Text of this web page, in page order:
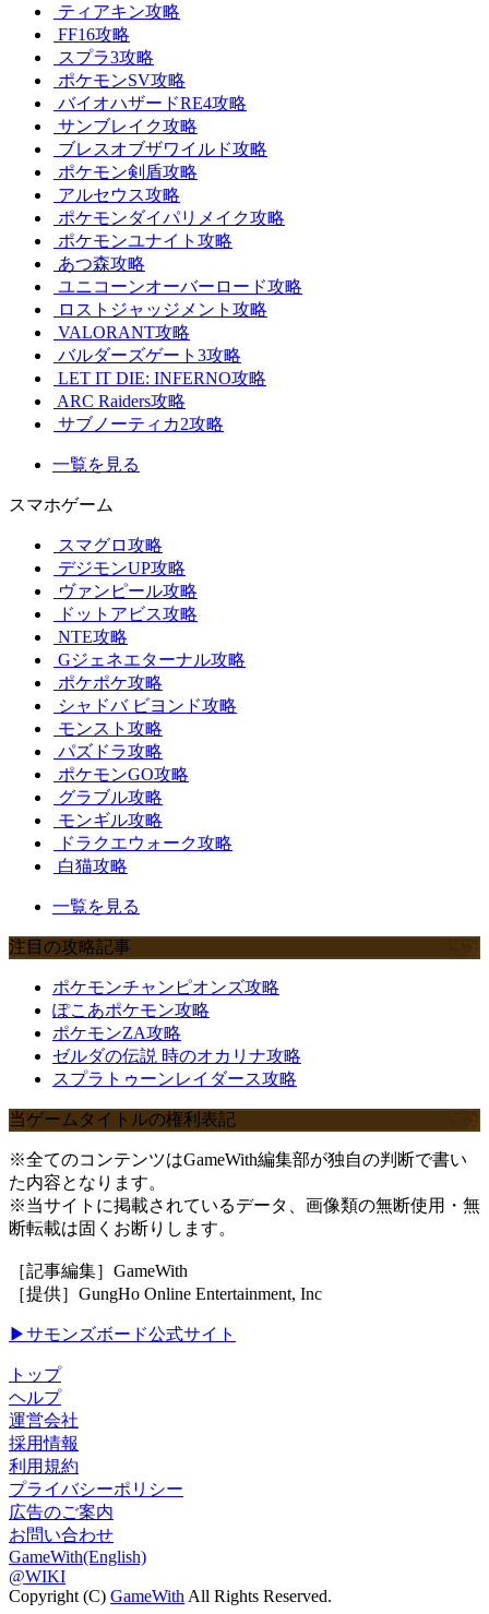
ティアキン攻略
FF16攻略
スプラ3攻略
ポケモンSV攻略
バイオハザードRE4攻略
サンブレイク攻略
ブレスオブザワイルド攻略
ポケモン剣盾攻略
アルセウス攻略
ポケモンダイパリメイク攻略
ポケモンユナイト攻略
あつ森攻略
ユニコーンオーバーロード攻略
ロストジャッジメント攻略
VALORANT攻略
バルダーズゲート3攻略
LET IT DIE: INFERNO攻略
ARC Raiders攻略
サブノーティカ2攻略
一覧を見る
スマホゲーム
スマグロ攻略
デジモンUP攻略
ヴァンピール攻略
ドットアビス攻略
NTE攻略
Gジェネエターナル攻略
ポケポケ攻略
シャドバ ビヨンド攻略
モンスト攻略
パズドラ攻略
ポケモンGO攻略
グラブル攻略
モンギル攻略
ドラクエウォーク攻略
白猫攻略
一覧を見る
注目の攻略記事
ポケモンチャンピオンズ攻略
ぽこあポケモン攻略
ポケモンZA攻略
ゼルダの伝説 時のオカリナ攻略
スプラトゥーンレイダース攻略
当ゲームタイトルの権利表記
※全てのコンテンツはGameWith編集部が独自の判断で書い
た内容となります。
※当サイトに掲載されているデータ、画像類の無断使用・無
断転載は固くお断りします。
［記事編集］GameWith
［提供］GungHo Online Entertainment, Inc
▶サモンズボード公式サイト
トップ
ヘルプ
運営会社
採用情報
利用規約
プライバシーポリシー
広告のご案内
お問い合わせ
GameWith(English)
@WIKI
Copyright (C) GameWith All Rights Reserved.